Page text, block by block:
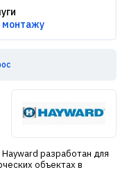
монтажу
разработан для
объектах в